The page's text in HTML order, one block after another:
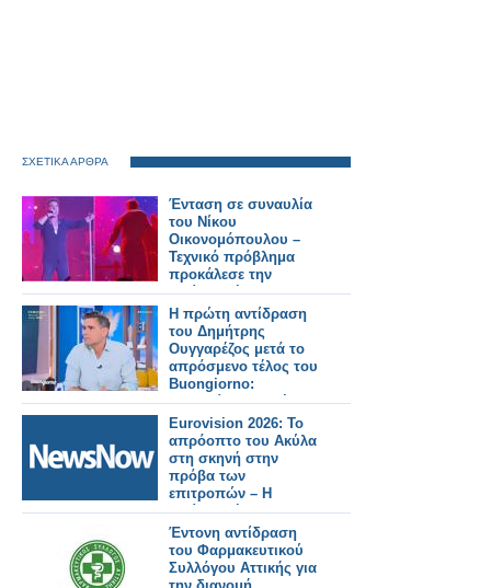
ΣΧΕΤΙΚΑ ΑΡΘΡΑ
Ένταση σε συναυλία
του Νίκου
Οικονομόπουλου –
Τεχνικό πρόβλημα
προκάλεσε την
αντίδρασή του
Η πρώτη αντίδραση
του Δημήτρης
Ουγγαρέζος μετά το
απρόσμενο τέλος του
Buongiorno:
«Εννοείται πως έχω
πολλά να πω»
Eurovision 2026: Το
απρόοπτο του Ακύλα
στη σκηνή στην
πρόβα των
επιτροπών – Η
αντίδρασή του on
stage (VIDEO)
Έντονη αντίδραση
του Φαρμακευτικού
Συλλόγου Αττικής για